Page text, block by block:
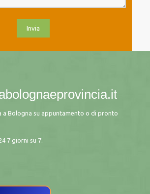
a Bologna su appuntamento o di pronto
7 giorni su 7.